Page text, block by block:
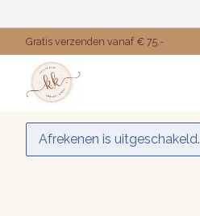
Gratis verzenden vanaf € 75,-
Afrekenen is uitgeschakeld.